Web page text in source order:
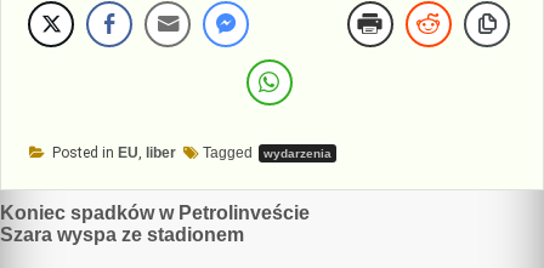
Posted in EU, liber Tagged wydarzenia
Nawigacja
wpisu
Koniec spadków w Petrolinveście
Szara wyspa ze stadionem